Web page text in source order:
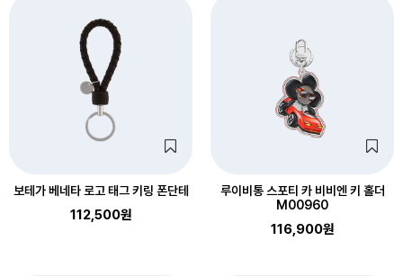
보테가 베네타 로고 태그 키링 폰단테
112,500원
루이비통 스포티 카 비비엔 키 홀더
M00960
116,900원